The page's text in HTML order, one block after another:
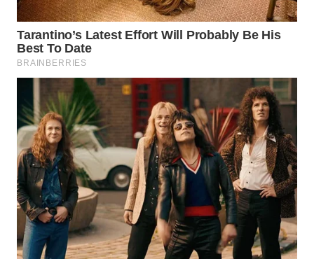
NET
WAHANA
SPORT
WAHANA
UMKM
WAHANA
SELEB
WAHANA
PERSONA
WAHANA